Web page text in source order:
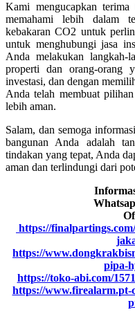
Kami mengucapkan
memahami lebih dalam
kebakaran CO2 untuk
untuk menghubungi jasa
Anda melakukan langkah-
properti dan orang-orang
investasi, dan dengan
Anda telah membuat
lebih aman.
Salam, dan semoga
bangunan Anda adalah
tindakan yang tepat, Anda
aman dan terlindungi dari
https://
https://
pipa-
https://toko-abi.com/
https://www.firealarm.pt-